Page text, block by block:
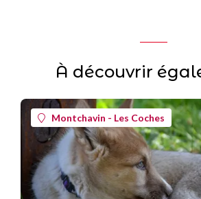
À découvrir
Montchavin - Les Coches